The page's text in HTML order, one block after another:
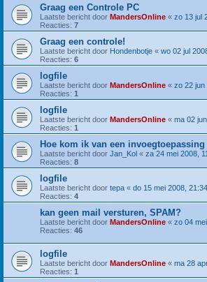
Graag een Controle PC
Laatste bericht door MandersOnline « zo 13 jul
Reacties: 7
Graag een controle!
Laatste bericht door Hondenbotje « wo 02 jul
Reacties: 6
logfile
Laatste bericht door MandersOnline « zo 22 jun
Reacties: 1
logfile
Laatste bericht door MandersOnline « ma 02
Reacties: 1
Hoe kom ik van een invoegtoepassing
Laatste bericht door Jan_Kol « za 24 mei 2008,
Reacties: 8
logfile
Laatste bericht door tepa « do 15 mei 2008, 21:34
Reacties: 4
kan geen mail versturen, SPAM?
Laatste bericht door MandersOnline « zo 04
Reacties: 46
logfile
Laatste bericht door MandersOnline « ma 28
Reacties: 1